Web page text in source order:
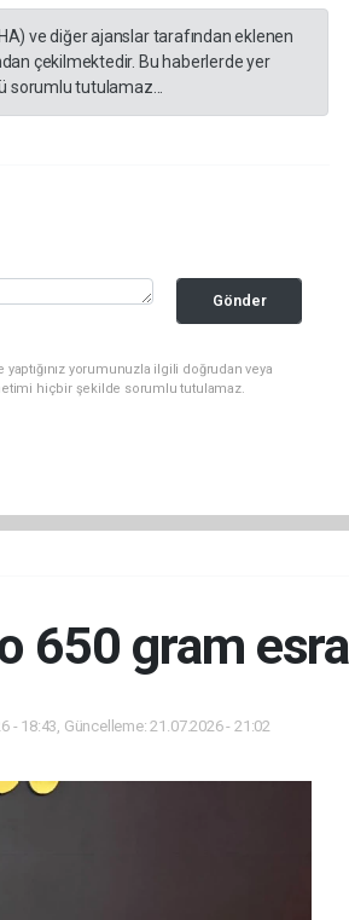
ve diğer ajanslar tarafından eklenen
çekilmektedir. Bu haberlerde yer
tutulamaz...
Gönder
yorumunuzla ilgili doğrudan veya
hiçbir şekilde sorumlu tutulamaz.
650 gram
- 18:43, Güncelleme: 21.07.2026 - 21:02